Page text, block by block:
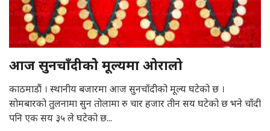
आज सुनचाँदीकोे मूल्यमा ओरालो
काठमाडौं । स्थानीय बजारमा आज सुनचाँदीको मूल्य घटेको छ ।
सोमबारको तुलनामा सुन तोलामा रु चार हजार तीन सय घटेको छ भने चाँदी
पनि एक सय ३५ ले घटेको छ...